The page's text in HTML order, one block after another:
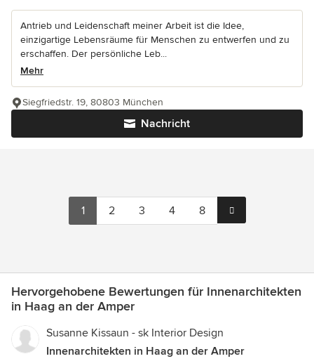
Antrieb und Leidenschaft meiner Arbeit ist die Idee,
einzigartige Lebensräume für Menschen zu entwerfen und zu
erschaffen. Der persönliche Leb...
Mehr
Nachricht
Siegfriedstr. 19, 80803 München
1 2 3 4 8
Hervorgehobene Bewertungen für Innenarchitekten
in Haag an der Amper
Susanne Kissaun - sk Interior Design
Innenarchitekten in Haag an der Amper